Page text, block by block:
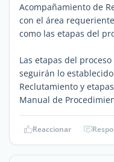
Acompañamiento de
con el área
como las etapas del
Las etapas del
seguirán lo
Reclutamiento y
Manual de
Reaccionar